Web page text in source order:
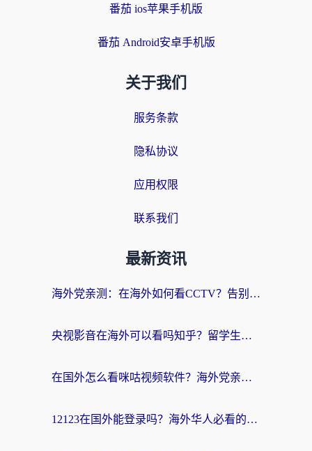
番茄 ios苹果手机版
番茄 Android安卓手机版
关于我们
服务条款
隐私协议
应用权限
联系我们
最新资讯
海外党亲测：在海外如何看CCTV？告别“仅限大陆播放”的实用指南
央视影音在海外可以看吗知乎？留学生亲测：3步解决地域限制+追剧自由
在国外怎么看咪咕视频软件？海外党亲测有效的回国加速方案
12123在国外能登录吗？海外华人必看的回国加速实用指南